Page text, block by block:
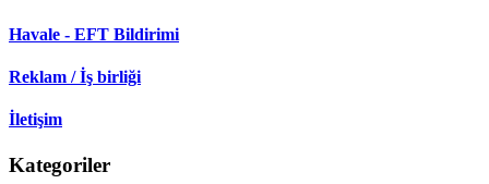
Havale - EFT Bildirimi
Reklam / İş birliği
İletişim
Kategoriler